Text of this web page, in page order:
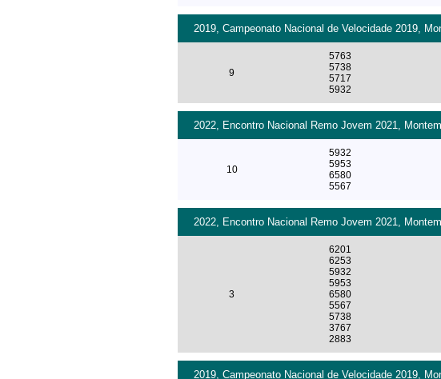
2019, Campeonato Nacional de Velocidade 2019,
9
5763
5738
5717
5932
2022, Encontro Nacional Remo Jovem 2021,
10
5932
5953
6580
5567
2022, Encontro Nacional Remo Jovem 2021,
3
6201
6253
5932
5953
6580
5567
5738
3767
2883
2019, Campeonato Nacional de Velocidade 2019,